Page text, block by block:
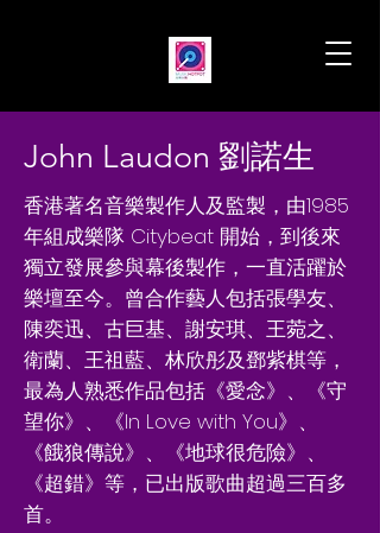
John Laudon 劉諾生
香港著名音樂製作人及監製，由1985
年組成樂隊 Citybeat 開始，到後來
獨立發展參與幕後製作，一直活躍於
樂壇至今。曾合作藝人包括張學友、
陳奕迅、古巨基、謝安琪、王菀之、
衛蘭、王祖藍、林欣彤及鄧紫棋等，
最為人熟悉作品包括《愛念》、《守
望你》、《In Love with You》、
《餓狼傳說》、《地球很危險》、
《超錯》等，已出版歌曲超過三百多
首。